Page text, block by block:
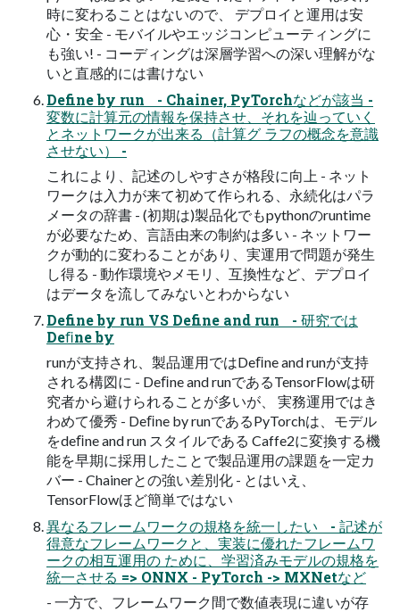
時に変わることはないので、 デプロイと運用は安
心・安全 - モバイルやエッジコンピューティングに
も強い! - コーディングは深層学習への深い理解がな
いと直感的には書けない
Define by run - Chainer, PyTorchなどが該当 -
変数に計算元の情報を保持させ、それを辿っていく
とネットワークが出来る（計算グ ラフの概念を意識
させない） -
これにより、記述のしやすさが格段に向上 - ネット
ワークは入力が来て初めて作られる、永続化はパラ
メータの辞書 - (初期は)製品化でもpythonのruntime
が必要なため、言語由来の制約は多い - ネットワー
クが動的に変わることがあり、実運用で問題が発生
し得る - 動作環境やメモリ、互換性など、デプロイ
はデータを流してみないとわからない
Define by run VS Define and run - 研究では
Deﬁne by
runが支持され、製品運用ではDeﬁne and runが支持
される構図に - Deﬁne and runであるTensorFlowは研
究者から避けられることが多いが、 実務運用ではき
わめて優秀 - Deﬁne by runであるPyTorchは、モデル
をdeﬁne and run スタイルである Caffe2に変換する機
能を早期に採用したことで製品運用の課題を一定カ
バー - Chainerとの強い差別化 - とはいえ、
TensorFlowほど簡単ではない
異なるフレームワークの規格を統一したい - 記述が
得意なフレームワークと、実装に優れたフレームワ
ークの相互運用の ために、学習済みモデルの規格を
統一させる => ONNX - PyTorch -> MXNetなど
- 一方で、フレームワーク間で数値表現に違いが存